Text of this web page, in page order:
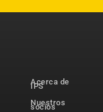
Acerca de
IPS
Nuestros
socios